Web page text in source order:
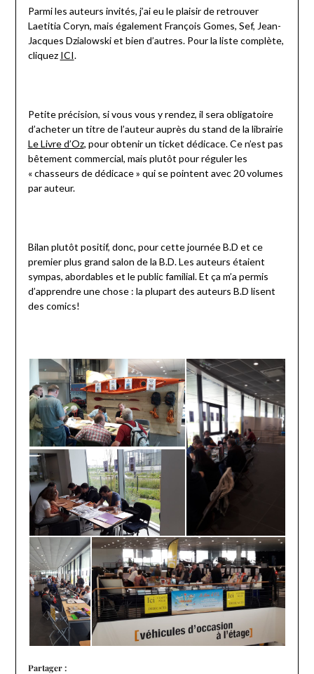
Parmi les auteurs invités, j’ai eu le plaisir de retrouver
Laetitia Coryn, mais également François Gomes, Sef, Jean-
Jacques Dzialowski et bien d’autres. Pour la liste complète,
cliquez ICI.
Petite précision, si vous vous y rendez, il sera obligatoire
d’acheter un titre de l’auteur auprès du stand de la librairie
Le Livre d’Oz, pour obtenir un ticket dédicace. Ce n’est pas
bêtement commercial, mais plutôt pour réguler les
« chasseurs de dédicace » qui se pointent avec 20 volumes
par auteur.
Bilan plutôt positif, donc, pour cette journée B.D et ce
premier plus grand salon de la B.D. Les auteurs étaient
sympas, abordables et le public familial. Et ça m’a permis
d’apprendre une chose : la plupart des auteurs B.D lisent
des comics!
Partager :